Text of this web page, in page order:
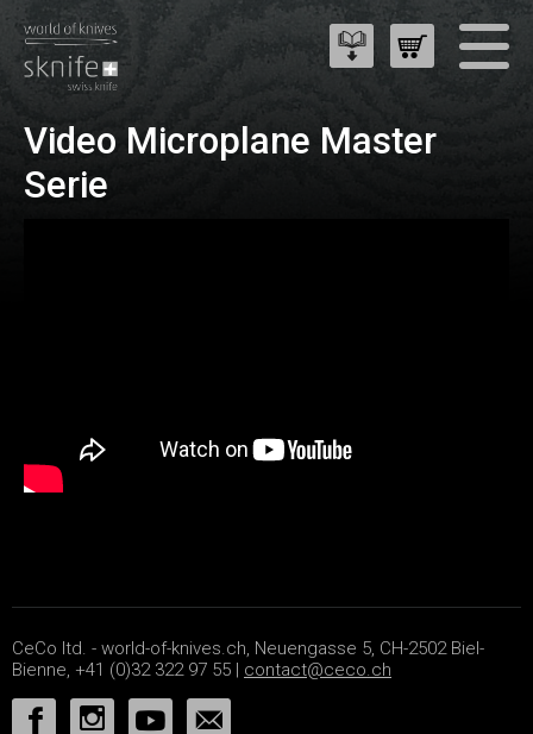
Video Microplane Master
Serie
CeCo ltd. - world-of-knives.ch, Neuengasse 5, CH-2502 Biel-
Bienne, +41 (0)32 322 97 55 | contact@ceco.ch